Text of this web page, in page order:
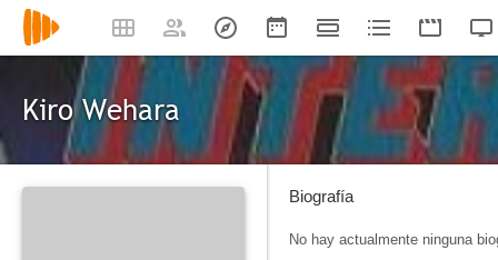
Kiro Wehara
Biografía
No hay actualmente ninguna